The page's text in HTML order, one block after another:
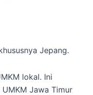
Jepang.
lokal. Ini
Jawa Timur